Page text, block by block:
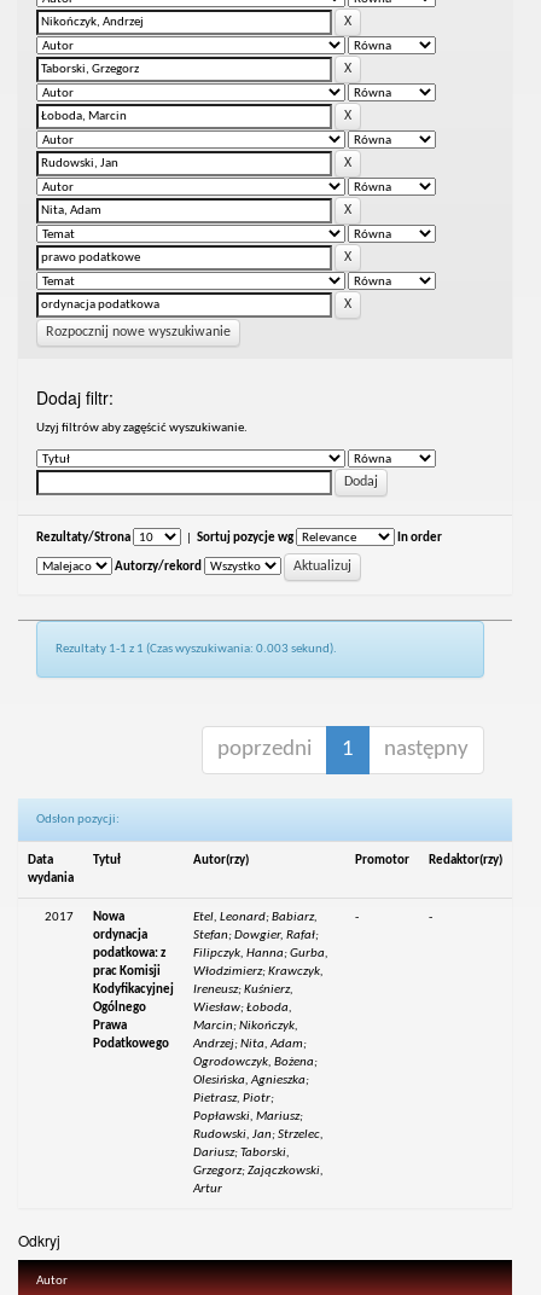
Rozpocznij nowe wyszukiwanie
Dodaj filtr:
Uzyj filtrów aby zagęścić wyszukiwanie.
Rezultaty/Strona Sortuj pozycje wg In order
Autorzy/rekord
Rezultaty 1-1 z 1 (Czas wyszukiwania: 0.003 sekund).
poprzedni 1 następny
Odsłon pozycji:
Data
wydania
Tytuł Autor(rzy) Promotor Redaktor(rzy)
2017
Nowa
ordynacja
podatkowa: z
prac Komisji
Kodyfikacyjnej
Ogólnego
Prawa
Podatkowego
Etel, Leonard; Babiarz,
Stefan; Dowgier, Rafał;
Filipczyk, Hanna; Gurba,
Włodzimierz; Krawczyk,
Ireneusz; Kuśnierz,
Wiesław; Łoboda,
Marcin; Nikończyk,
Andrzej; Nita, Adam;
Ogrodowczyk, Bożena;
Olesińska, Agnieszka;
Pietrasz, Piotr;
Popławski, Mariusz;
Rudowski, Jan; Strzelec,
Dariusz; Taborski,
Grzegorz; Zajączkowski,
Artur
- -
Odkryj
Autor